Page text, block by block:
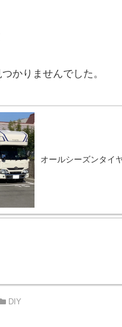
かりませんでした。
オールシーズンタイ
DIY